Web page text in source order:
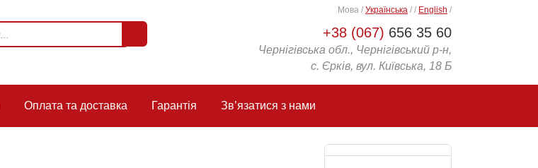
+38 (067) 656 35 60
Чернігівська обл., Чернігівський р-н,
с. Єрків, вул. Київська, 18 Б
Мова / Українська / / English /
Оплата та доставка Гарантія Зв’язатися з нами